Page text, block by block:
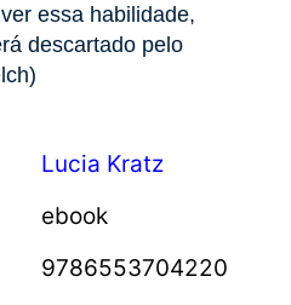
essa habilidade,
descartado pelo
Lucia Kratz
ebook
9786553704220